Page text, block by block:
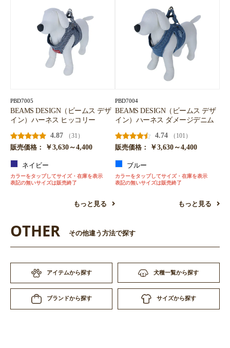
PBD7005
BEAMS DESIGN（ビームス デザ
イン）ハーネス ヒッコリー
4.87
（31）
販売価格：
￥3,630～4,400
ネイビー
カラーをタップしてサイズ・在庫を表示
表記の無いサイズは販売終了
もっと見る
PBD7004
BEAMS DESIGN（ビームス デザ
イン）ハーネス ダメージデニム
4.74
（101）
販売価格：
￥3,630～4,400
ブルー
カラーをタップしてサイズ・在庫を表示
表記の無いサイズは販売終了
もっと見る
OTHER その他違う方法で探す
アイテムから探す 犬種一覧から探す
ブランドから探す サイズから探す